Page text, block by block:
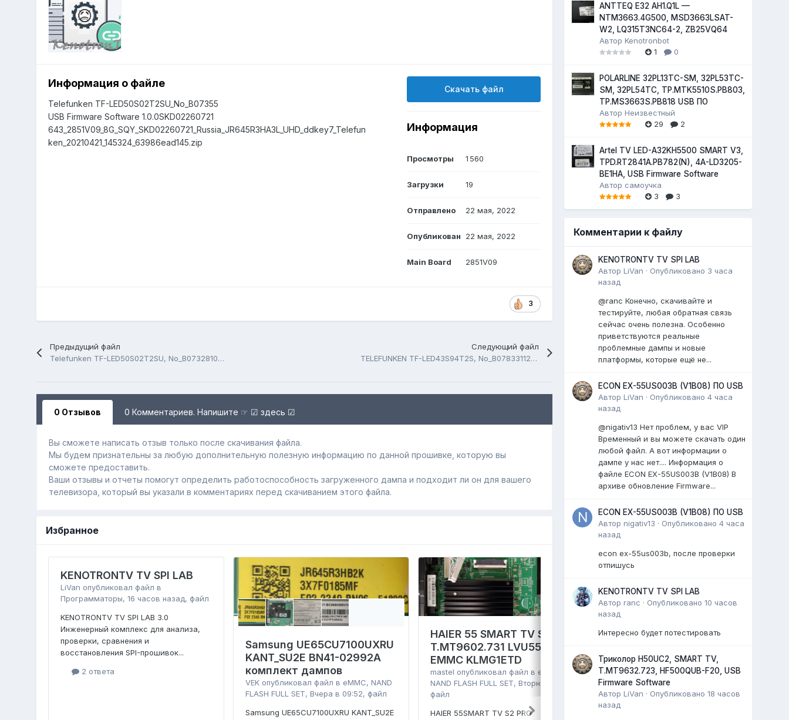
Информация о файле
Telefunken TF-LED50S02T2SU_No_B07355
USB Firmware Software 1.0.0SKD02260721
643_2851V09_8G_SQY_SKD02260721_Russia_JR645R3HA3L_UHD_ddkey7_Telefun
ken_20210421_145324_63986ead145.zip
Скачать файл
Информация
Просмотры 1 560
Загрузки 19
Отправлено 22 мая, 2022
Опубликован 22 мая, 2022
Main Board 2851V09
3
Предыдущий файл
Telefunken TF-LED50S02T2SU, No_B07328105, 2851P839, CC495PU1L, USB Firmware Software
Следующий файл
TELEFUNKEN TF-LED43S94T2S, No_B07833112, 2842P639, PT430CS03-3, USB Firmware Software
0 Отзывов 0 Комментариев. Напишите ☞ ☑ здесь ☑
Вы сможете написать отзыв только после скачивания файла.
Мы будем признательны за любую дополнительную полезную информацию по данной прошивке, которую вы
сможете предоставить.
Ваши отзывы и отчеты помогут определить работоспособность загруженного дампa и подходит ли он для вашего
телевизора, который вы указали в комментариях перед скачиванием этого файла.
Избранное
KENOTRONTV TV SPI LAB
LiVan опубликовал файл в
Программаторы,16 часов назад, файл
KENOTRONTV TV SPI LAB 3.0
Инженерный комплекс для анализа,
проверки, сравнения и
восстановления SPI-прошивок...
2 ответа
Samsung UE65CU7100UXRU
KANT_SU2E BN41-02992A
комплект дампов
VEK опубликовал файл в eMMC, NAND
FLASH FULL SET,Вчера в 09:52, файл
Samsung UE65CU7100UXRU KANT_SU2E
HAIER 55 SMART TV S2 PRO,
T.MT9602.731 LVU550CSDX
EMMC KLMG1ETD
mastel опубликовал файл в eMMC,
NAND FLASH FULL SET,Вторник в 06:57
файл
HAIER 55SMART TV S2 PRO
HK.T.RT2861V09,
HV490QUB, eMMC Toshiba
016G30 16GB, полный дамп
kmmопубликовал файл в eMMC, NAND
FLASH FULL SET
ANTTEQ E32 AH1.Q1L —
NTM3663.4G500, MSD3663LSAT-
W2, LQ315T3NC64-2, ZB25VQ64
АвторKenotronbot
1
0
POLARLINE 32PL13TC-SM, 32PL53TC-
SM, 32PL54TC, TP.MTK5510S.PB803,
TP.MS3663S.PB818 USB ПО
АвторНеизвестный
29
2
Artel TV LED-A32KH5500 SMART V3,
TPD.RT2841A.PB782(N), 4A-LD3205-
BE1HA, USB Firmware Software
Автор самоучка
3
3
Комментарии к файлу
KENOTRONTV TV SPI LAB
АвторLiVan · Опубликовано 3 часа
назад
@ranc Конечно, скачивайте и
тестируйте, любая обратная связь
сейчас очень полезна. Особенно
приветствуются реальные
проблемные дампы и новые
платформы, которые ещё не...
ECON EX-55US003B (V1B08) ПО USB
АвторLiVan · Опубликовано4 часа
назад
@nigativ13 Нет проблем, у вас VIP
Временный и вы можете скачать один
любой файл. А вот информации о
дампе у нас нет.... Информация о
файле ECON EX-55US003B (V1B08) В
архиве обновление Firmware...
ECON EX-55US003B (V1B08) ПО USB
Авторnigativ13 · Опубликовано4 часа
назад
econ ex-55us003b, после проверки
отпишусь
KENOTRONTV TV SPI LAB
Авторranc · Опубликовано10 часов
назад
Интересно будет потестировать
Триколор H50UC2, SMART TV,
T.MT9632.723, HF500QUB-F20, USB
Firmware Software
АвторLiVan · Опубликовано18 часов
назад